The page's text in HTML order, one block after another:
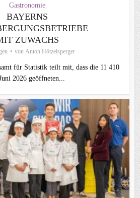
Gastronomie
BAYERNS
ZUWACHS
von Anton Hötzelsperger
für Statistik teilt mit, dass die 11 410
2026 geöffneten...